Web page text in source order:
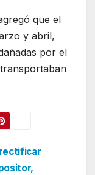
que el
y abril,
por el